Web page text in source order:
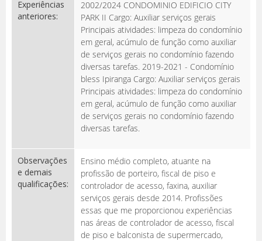
Experiências
anteriores:
2002/2024 CONDOMINIO EDIFICIO CITY
PARK II Cargo: Auxiliar serviços gerais
Principais atividades: limpeza do condomínio
em geral, acúmulo de função como auxiliar
de serviços gerais no condomínio fazendo
diversas tarefas. 2019-2021 - Condomínio
bless Ipiranga Cargo: Auxiliar serviços gerais
Principais atividades: limpeza do condomínio
em geral, acúmulo de função como auxiliar
de serviços gerais no condomínio fazendo
diversas tarefas.
Observações
e demais
qualificações:
Ensino médio completo, atuante na
profissão de porteiro, fiscal de piso e
controlador de acesso, faxina, auxiliar
serviços gerais desde 2014. Profissões
essas que me proporcionou experiências
nas áreas de controlador de acesso, fiscal
de piso e balconista de supermercado,